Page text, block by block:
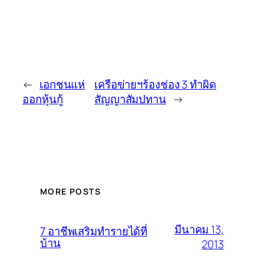
← เอกชนแห่
ออกหุ้นกู้
เครือข่ายฯร้องช่อง 3 ทำผิด
สัญญาสัมปทาน →
MORE POSTS
7 อาชีพเสริมทำรายได้ที่
บ้าน
มีนาคม 13,
2013